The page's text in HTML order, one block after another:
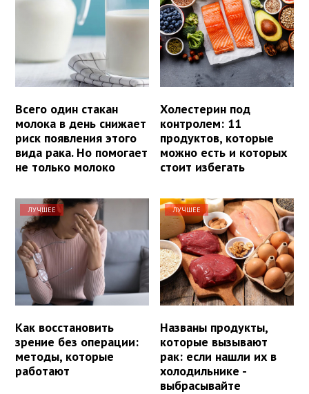
Всего один стакан
молока в день снижает
риск появления этого
вида рака. Но помогает
не только молоко
Холестерин под
контролем: 11
продуктов, которые
можно есть и которых
стоит избегать
ЛУЧШЕЕ
Как восстановить
зрение без операции:
методы, которые
работают
ЛУЧШЕЕ
Названы продукты,
которые вызывают
рак: если нашли их в
холодильнике -
выбрасывайте